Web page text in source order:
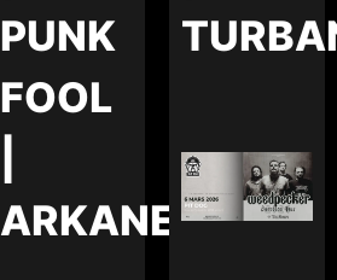
PUNK
FOOL
ARKANE